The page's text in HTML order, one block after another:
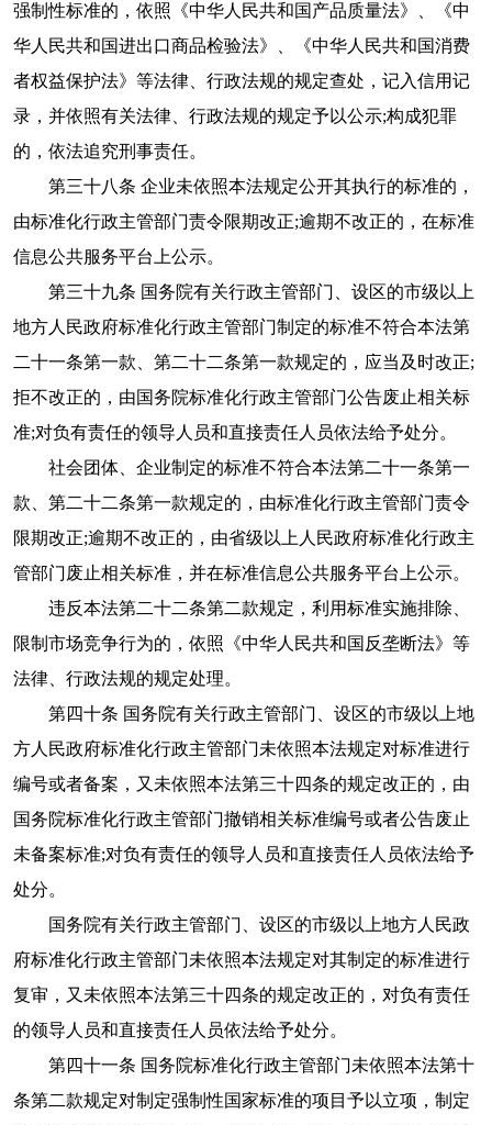
强制性标准的，依照《中华人民共和国产品质量法》、《中
华人民共和国进出口商品检验法》、《中华人民共和国消费
者权益保护法》等法律、行政法规的规定查处，记入信用记
录，并依照有关法律、行政法规的规定予以公示;构成犯罪
的，依法追究刑事责任。
第三十八条 企业未依照本法规定公开其执行的标准的，
由标准化行政主管部门责令限期改正;逾期不改正的，在标准
信息公共服务平台上公示。
第三十九条 国务院有关行政主管部门、设区的市级以上
地方人民政府标准化行政主管部门制定的标准不符合本法第
二十一条第一款、第二十二条第一款规定的，应当及时改正;
拒不改正的，由国务院标准化行政主管部门公告废止相关标
准;对负有责任的领导人员和直接责任人员依法给予处分。
社会团体、企业制定的标准不符合本法第二十一条第一
款、第二十二条第一款规定的，由标准化行政主管部门责令
限期改正;逾期不改正的，由省级以上人民政府标准化行政主
管部门废止相关标准，并在标准信息公共服务平台上公示。
违反本法第二十二条第二款规定，利用标准实施排除、
限制市场竞争行为的，依照《中华人民共和国反垄断法》等
法律、行政法规的规定处理。
第四十条 国务院有关行政主管部门、设区的市级以上地
方人民政府标准化行政主管部门未依照本法规定对标准进行
编号或者备案，又未依照本法第三十四条的规定改正的，由
国务院标准化行政主管部门撤销相关标准编号或者公告废止
未备案标准;对负有责任的领导人员和直接责任人员依法给予
处分。
国务院有关行政主管部门、设区的市级以上地方人民政
府标准化行政主管部门未依照本法规定对其制定的标准进行
复审，又未依照本法第三十四条的规定改正的，对负有责任
的领导人员和直接责任人员依法给予处分。
第四十一条 国务院标准化行政主管部门未依照本法第十
条第二款规定对制定强制性国家标准的项目予以立项，制定